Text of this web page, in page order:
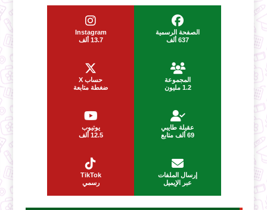
الصفحة الرسمية
637 ألف
Instagram
13.7 ألف
المجموعة
1.2 مليون
حساب X
ضغطة متابعة
عقيلة طايبي
69 ألف متابع
يوتيوب
12.5 ألف
إرسال الملفات
عبر الإيميل
TikTok
رسمي